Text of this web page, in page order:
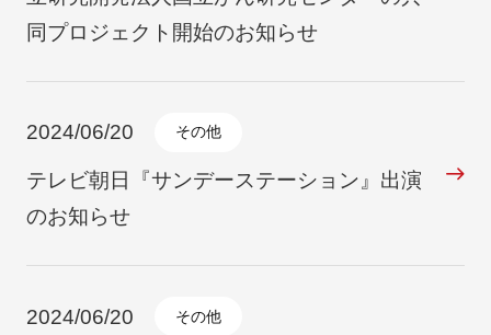
同プロジェクト開始のお知らせ
2024/06/20 その他
テレビ朝日『サンデーステーション』出演
のお知らせ
2024/06/20 その他